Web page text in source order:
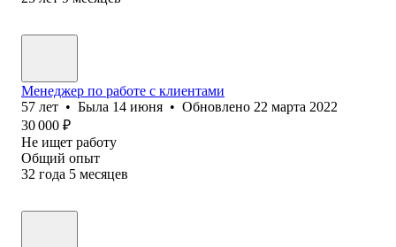
Менеджер по работе с клиентами
57 лет • Была 14 июня • Обновлено 22 марта 2022
30 000 ₽
Не ищет работу
Общий опыт
32 года 5 месяцев